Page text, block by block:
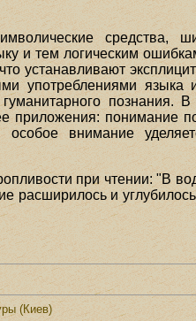
средства,
и тем логическим
устанавливают
употреблениями языка
познания.
приложения: понимание
внимание
при чтении: "В
расширилось и
(Киев)